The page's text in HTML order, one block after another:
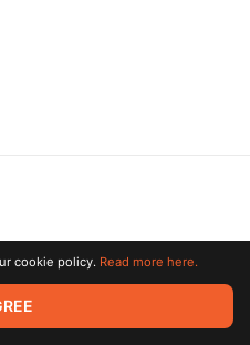
rights reserved. All trademarks
owners.
cookie policy. Read more here.